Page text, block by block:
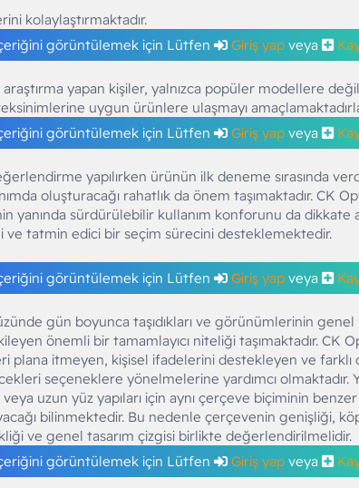
kolaylaştırmaktadır.
görüntülemek için Lütfen
Giriş yap veya
yapan kişiler, yalnızca popüler modellere
uygun ürünlere ulaşmayı
görüntülemek için Lütfen
Giriş yap veya
yapılırken ürünün ilk deneme sırasında
oluşturacağı rahatlık da önem taşımaktadır. CK
yanında sürdürülebilir kullanım konforunu da dikkate
ve tatmin edici bir seçim sürecini desteklemektedir.
görüntülemek için Lütfen Giriş yap veya
gün boyunca taşıdıkları ve görünümlerinin
önemli bir tamamlayıcı niteliği taşımaktadır. CK
plana itmeyen, kişisel ifadelerini destekleyen ve farklı
seçeneklere yönelmelerine yardımcı olmaktadır.
uzun yüz yapıları için aynı çerçeve biçiminin
bilinmektedir. Bu nedenle çerçevenin genişliği,
ve genel tasarım çizgisi birlikte değerlendirilmelidir.
görüntülemek için Lütfen
Giriş yap veya